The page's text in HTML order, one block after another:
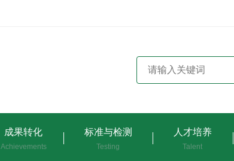
成果转化
Achievements
标准与检测
Testing
人才培养
Talent